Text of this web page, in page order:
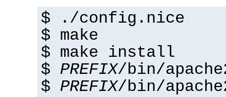
$ ./config.nice
$ make
$ make install
$ PREFIX/bin/
$ PREFIX/bin/